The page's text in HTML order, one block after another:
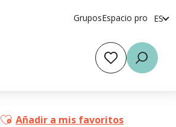
GruposEspacio pro ES
en
Ajouter aux favoris
Añadir a mis favoritos